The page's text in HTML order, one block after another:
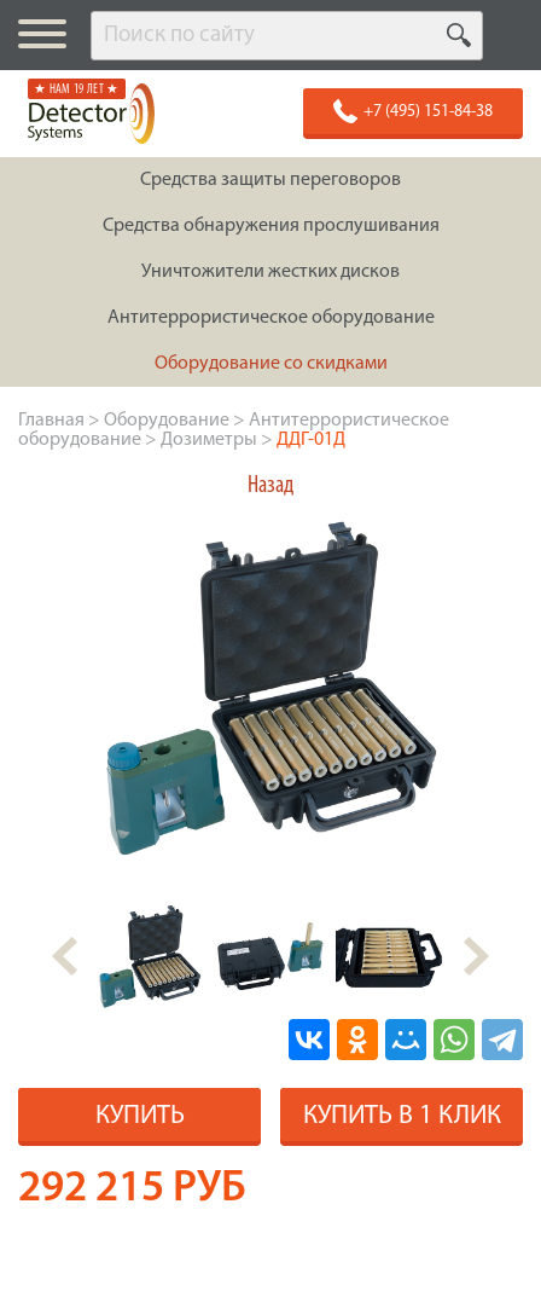
★ НАМ 19 ЛЕТ ★
+7 (495) 151-84-38
Средства защиты переговоров
Средства обнаружения прослушивания
Уничтожители жестких дисков
Антитеррористическое оборудование
Оборудование со скидками
Главная > Оборудование > Антитеррористическое
оборудование > Дозиметры > ДДГ-01Д
Назад
КУПИТЬ КУПИТЬ В 1 КЛИК
292 215 РУБ